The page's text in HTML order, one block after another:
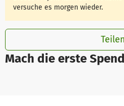
Mach die erste
versuche es morgen wieder.
Teilen